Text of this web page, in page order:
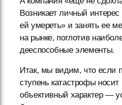
Возникает личный
ей умереть» и занять ее
на рынке, поглотив
дееспособные элементы.
Итак, мы видим, что если
ступень катастрофы носит
объективный характер —